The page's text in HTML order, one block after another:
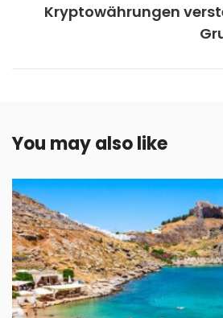
Kryptowährungen
You may also like